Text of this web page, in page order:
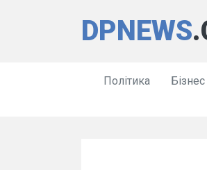
DPNEWS
Політика Бізнес